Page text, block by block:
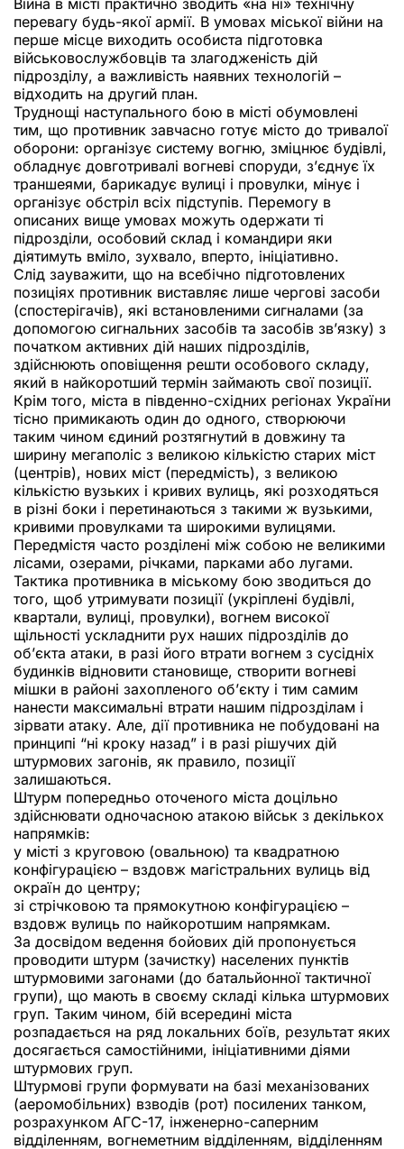
Війна в місті практично зводить «на ні» технічну
перевагу будь-якої армії. В умовах міської війни на
перше місце виходить особиста підготовка
військовослужбовців та злагодженість дій
підрозділу, а важливість наявних технологій –
відходить на другий план.
Труднощі наступального бою в місті обумовлені
тим, що противник завчасно готує місто до тривалої
оборони: організує систему вогню, зміцнює будівлі,
обладнує довготривалі вогневі споруди, з’єднує їх
траншеями, барикадує вулиці і провулки, мінує і
організує обстріл всіх підступів. Перемогу в
описаних вище умовах можуть одержати ті
підрозділи, особовий склад і командири яки
діятимуть вміло, зухвало, вперто, ініціативно.
Слід зауважити, що на всебічно підготовлених
позиціях противник виставляє лише чергові засоби
(спостерігачів), які встановленими сигналами (за
допомогою сигнальних засобів та засобів зв’язку) з
початком активних дій наших підрозділів,
здійснюють оповіщення решти особового складу,
який в найкоротший термін займають свої позиції.
Крім того, міста в південно-східних регіонах України
тісно примикають один до одного, створюючи
таким чином єдиний розтягнутий в довжину та
ширину мегаполіс з великою кількістю старих міст
(центрів), нових міст (передмість), з великою
кількістю вузьких і кривих вулиць, які розходяться
в різні боки і перетинаються з такими ж вузькими,
кривими провулками та широкими вулицями.
Передмістя часто розділені між собою не великими
лісами, озерами, річками, парками або лугами.
Тактика противника в міському бою зводиться до
того, щоб утримувати позиції (укріплені будівлі,
квартали, вулиці, провулки), вогнем високої
щільності ускладнити рух наших підрозділів до
об’єкта атаки, в разі його втрати вогнем з сусідніх
будинків відновити становище, створити вогневі
мішки в районі захопленого об’єкту і тим самим
нанести максимальні втрати нашим підрозділам і
зірвати атаку. Але, дії противника не побудовані на
принципі “ні кроку назад” і в разі рішучих дій
штурмових загонів, як правило, позиції
залишаються.
Штурм попередньо оточеного міста доцільно
здійснювати одночасною атакою військ з декількох
напрямків:
у місті з круговою (овальною) та квадратною
конфігурацією – вздовж магістральних вулиць від
окраїн до центру;
зі стрічковою та прямокутною конфігурацією –
вздовж вулиць по найкоротшим напрямкам.
За досвідом ведення бойових дій пропонується
проводити штурм (зачистку) населених пунктів
штурмовими загонами (до батальйонної тактичної
групи), що мають в своєму складі кілька штурмових
груп. Таким чином, бій всередині міста
розпадається на ряд локальних боїв, результат яких
досягається самостійними, ініціативними діями
штурмових груп.
Штурмові групи формувати на базі механізованих
(аеромобільних) взводів (рот) посилених танком,
розрахунком АГС-17, інженерно-саперним
відділенням, вогнеметним відділенням, відділенням